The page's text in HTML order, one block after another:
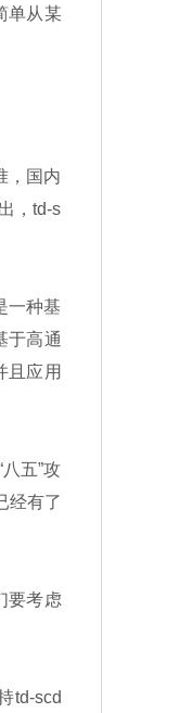
单从某
，国内
，td-s
一种基
于高通
且应用
五”攻
经有了
要考虑
td-scd